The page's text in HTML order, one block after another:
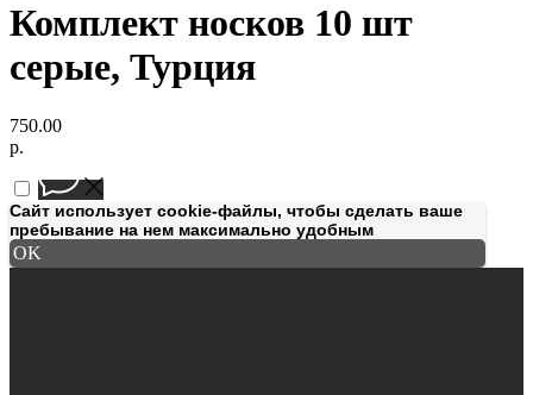
Комплект носков 10 шт
серые, Турция
750.00
р.
Сайт использует cookie-файлы, чтобы сделать ваше
пребывание на нем максимально удобным
OK